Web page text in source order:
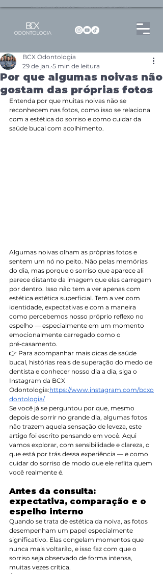
Dentista no Brooklin | São Paulo | SP Atendimento particular Rua Pitu, 72, Sala 65
Por que algumas noivas não
gostam das próprias fotos
BCX Odontologia
29 de jan. 5 min de leitura
Entenda por que muitas noivas não se
reconhecem nas fotos, como isso se relaciona
com a estética do sorriso e como cuidar da
saúde bucal com acolhimento.
Algumas noivas olham as próprias fotos e
sentem um nó no peito. Não pelas memórias
do dia, mas porque o sorriso que aparece ali
parece distante da imagem que elas carregam
por dentro. Isso não tem a ver apenas com
estética estética superficial. Tem a ver com
identidade, expectativas e com a maneira
como percebemos nosso próprio reflexo no
espelho — especialmente em um momento
emocionalmente carregado como o
pré‑casamento.
👉 Para acompanhar mais dicas de saúde
bucal, histórias reais de superação do medo de
dentista e conhecer nosso dia a dia, siga o
Instagram da BCX
Odontologia:https://www.instagram.com/bcxo
dontologia/
Se você já se perguntou por que, mesmo
depois de sorrir no grande dia, algumas fotos
não trazem aquela sensação de leveza, este
artigo foi escrito pensando em você. Aqui
vamos explorar, com sensibilidade e clareza, o
que está por trás dessa experiência — e como
cuidar do sorriso de modo que ele reflita quem
você realmente é.
Antes da consulta:
expectativa, comparação e o
espelho interno
Quando se trata de estética da noiva, as fotos
desempenham um papel especialmente
significativo. Elas congelam momentos que
nunca mais voltarão, e isso faz com que o
sorriso seja observado de forma intensa,
muitas vezes crítica.